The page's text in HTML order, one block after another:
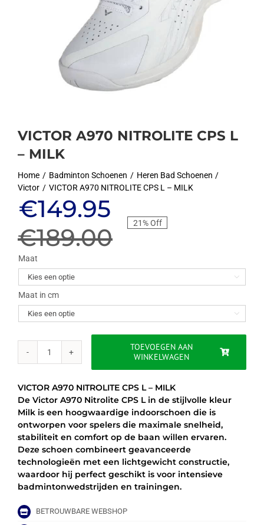
VICTOR A970 NITROLITE CPS L
– MILK
Home Badminton Schoenen
Heren Bad Schoenen
Victor
VICTOR A970 NITROLITE CPS L – MILK
€189.00
Oorspronkelijke
prijs
was:
€189.00.
€149.95
Huidige
prijs
is:
€149.95.
21% Off
Maat

Maat in cm

VICTOR
MILK
aantal
TOEVOEGEN AAN
WINKELWAGEN
VICTOR A970 NITROLITE CPS L – MILK
De Victor A970 Nitrolite CPS L in de stijlvolle kleur
Milk is een hoogwaardige indoorschoen die is
ontworpen voor spelers die maximale snelheid,
stabiliteit en comfort op de baan willen ervaren.
Deze schoen combineert geavanceerde
technologieën met een lichtgewicht constructie,
waardoor hij perfect geschikt is voor intensieve
badmintonwedstrijden en trainingen.
BETROUWBARE WEBSHOP